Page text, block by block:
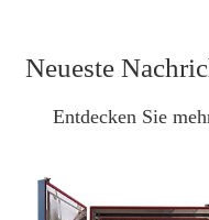
Neueste
Entdecken Sie